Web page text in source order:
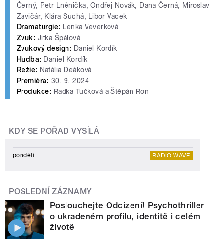
Černý, Petr Lněnička, Ondřej Novák, Dana Černá, Miroslav
Zavičár, Klára Suchá, Libor Vacek
Dramaturgie: Lenka Veverková
Zvuk: Jitka Špálová
Zvukový design: Daniel Kordík
Hudba: Daniel Kordík
Režie: Natália Deáková
Premiéra: 30. 9. 2024
Produkce: Radka Tučková a Štěpán Ron
KDY SE POŘAD VYSÍLÁ
pondělí RADIO WAVE
POSLEDNÍ ZÁZNAMY
Poslouchejte Odcizení! Psychothriller
o ukradeném profilu, identitě i celém
životě